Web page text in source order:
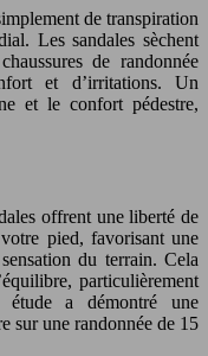
de transpiration
Les sandales sèchent
de randonnée
et d’irritations. Un
et le confort pédestre,
offrent une liberté de
pied, favorisant une
du terrain. Cela
particulièrement
a démontré une
sur une randonnée de 15